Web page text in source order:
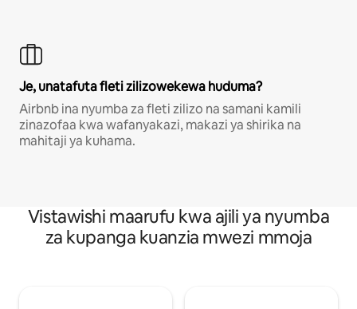
Je, unatafuta fleti zilizowekewa huduma?
Airbnb ina nyumba za fleti zilizo na samani kamili
zinazofaa kwa wafanyakazi, makazi ya shirika na
mahitaji ya kuhama.
Vistawishi maarufu kwa ajili ya nyumba
za kupanga kuanzia mwezi mmoja